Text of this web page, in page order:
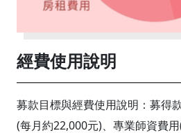
經費使用說明
募款目標與經費使用說明：募得
(每月約22,000元)、專業師資費